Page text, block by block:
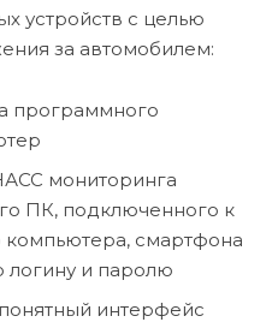
устройств с целью
за автомобилем:
программного
мониторинга
ПК, подключенного к
компьютера, смартфона
логину и паролю
интерфейс